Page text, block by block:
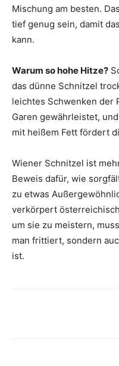
Mischung am besten.
tief genug sein, damit
kann.
Warum so hohe Hitze?
das dünne Schnitzel
leichtes Schwenken der
Garen gewährleistet,
mit heißem Fett fördert
Wiener Schnitzel ist
Beweis dafür, wie
zu etwas
verkörpert
um sie zu meistern,
man frittiert, sondern
ist.